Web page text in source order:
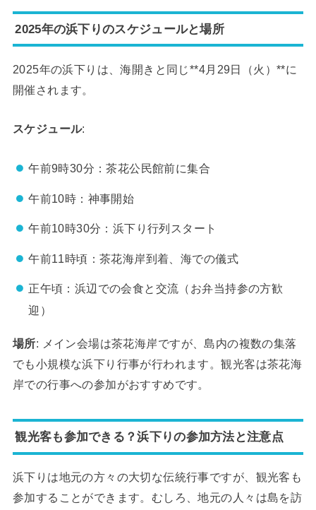
2025年の浜下りのスケジュールと場所
2025年の浜下りは、海開きと同じ**4月29日（火）**に
開催されます。
スケジュール:
午前9時30分：茶花公民館前に集合
午前10時：神事開始
午前10時30分：浜下り行列スタート
午前11時頃：茶花海岸到着、海での儀式
正午頃：浜辺での会食と交流（お弁当持参の方歓
迎）
場所: メイン会場は茶花海岸ですが、島内の複数の集落
でも小規模な浜下り行事が行われます。観光客は茶花海
岸での行事への参加がおすすめです。
観光客も参加できる？浜下りの参加方法と注意点
浜下りは地元の方々の大切な伝統行事ですが、観光客も
参加することができます。むしろ、地元の人々は島を訪